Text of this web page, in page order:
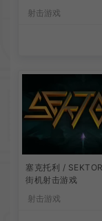
射击游戏
塞克托利 /
街机射击游戏
射击游戏